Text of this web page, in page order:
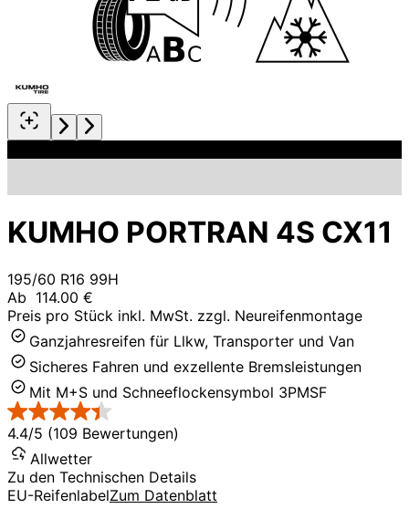
KUMHO PORTRAN 4S CX11
195/60 R16 99H
Ab 114.00 €
Preis pro Stück inkl. MwSt. zzgl. Neureifenmontage
Ganzjahresreifen für Llkw, Transporter und Van
Sicheres Fahren und exzellente Bremsleistungen
Mit M+S und Schneeflockensymbol 3PMSF
4.4/5 (109 Bewertungen)
Allwetter
Zu den Technischen Details
EU-ReifenlabelZum Datenblatt